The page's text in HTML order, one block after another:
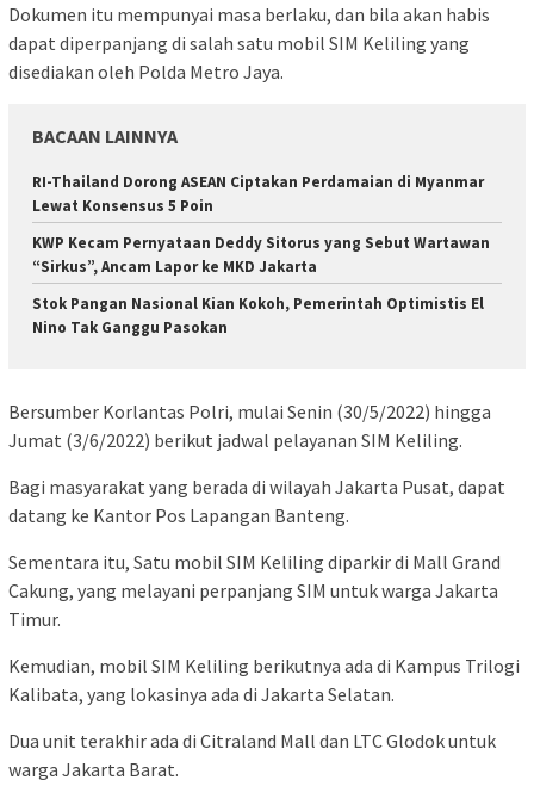
Dokumen itu mempunyai masa berlaku, dan bila akan habis
dapat diperpanjang di salah satu mobil SIM Keliling yang
disediakan oleh Polda Metro Jaya.
BACAAN LAINNYA
RI-Thailand Dorong ASEAN Ciptakan Perdamaian di Myanmar
Lewat Konsensus 5 Poin
KWP Kecam Pernyataan Deddy Sitorus yang Sebut Wartawan
“Sirkus”, Ancam Lapor ke MKD Jakarta
Stok Pangan Nasional Kian Kokoh, Pemerintah Optimistis El
Nino Tak Ganggu Pasokan
Bersumber Korlantas Polri, mulai Senin (30/5/2022) hingga
Jumat (3/6/2022) berikut jadwal pelayanan SIM Keliling.
Bagi masyarakat yang berada di wilayah Jakarta Pusat, dapat
datang ke Kantor Pos Lapangan Banteng.
Sementara itu, Satu mobil SIM Keliling diparkir di Mall Grand
Cakung, yang melayani perpanjang SIM untuk warga Jakarta
Timur.
Kemudian, mobil SIM Keliling berikutnya ada di Kampus Trilogi
Kalibata, yang lokasinya ada di Jakarta Selatan.
Dua unit terakhir ada di Citraland Mall dan LTC Glodok untuk
warga Jakarta Barat.